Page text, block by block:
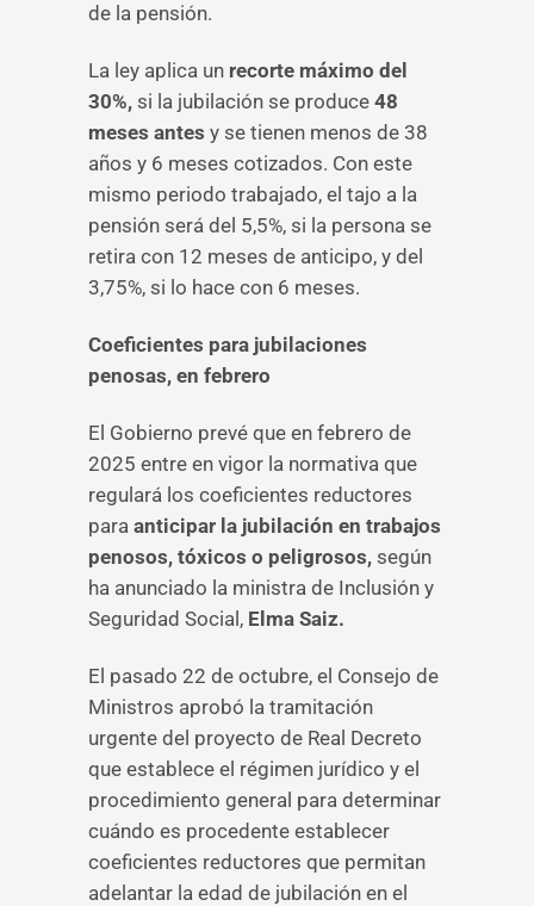
de la pensión.
La ley aplica un recorte máximo del
30%, si la jubilación se produce 48
meses antes y se tienen menos de 38
años y 6 meses cotizados. Con este
mismo periodo trabajado, el tajo a la
pensión será del 5,5%, si la persona se
retira con 12 meses de anticipo, y del
3,75%, si lo hace con 6 meses.
Coeficientes para jubilaciones
penosas, en febrero
El Gobierno prevé que en febrero de
2025 entre en vigor la normativa que
regulará los coeficientes reductores
para anticipar la jubilación en trabajos
penosos, tóxicos o peligrosos, según
ha anunciado la ministra de Inclusión y
Seguridad Social, Elma Saiz.
El pasado 22 de octubre, el Consejo de
Ministros aprobó la tramitación
urgente del proyecto de Real Decreto
que establece el régimen jurídico y el
procedimiento general para determinar
cuándo es procedente establecer
coeficientes reductores que permitan
adelantar la edad de jubilación en el